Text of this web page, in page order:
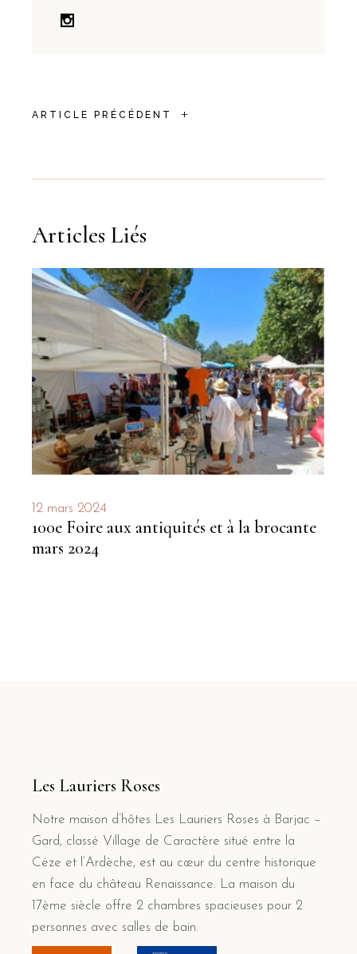
ARTICLE PRÉCÉDENT +
Articles Liés
12 mars 2024
100e Foire aux antiquités et à la brocante
mars 2024
Les Lauriers Roses
Notre maison d’hôtes Les Lauriers Roses à Barjac –
Gard, classé Village de Caractère situé entre la
Céze et l’Ardèche, est au cœur du centre historique
en face du château Renaissance. La maison du
17ème siècle offre 2 chambres spacieuses pour 2
personnes avec salles de bain.